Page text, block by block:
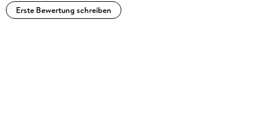
Erste Bewertung schreiben